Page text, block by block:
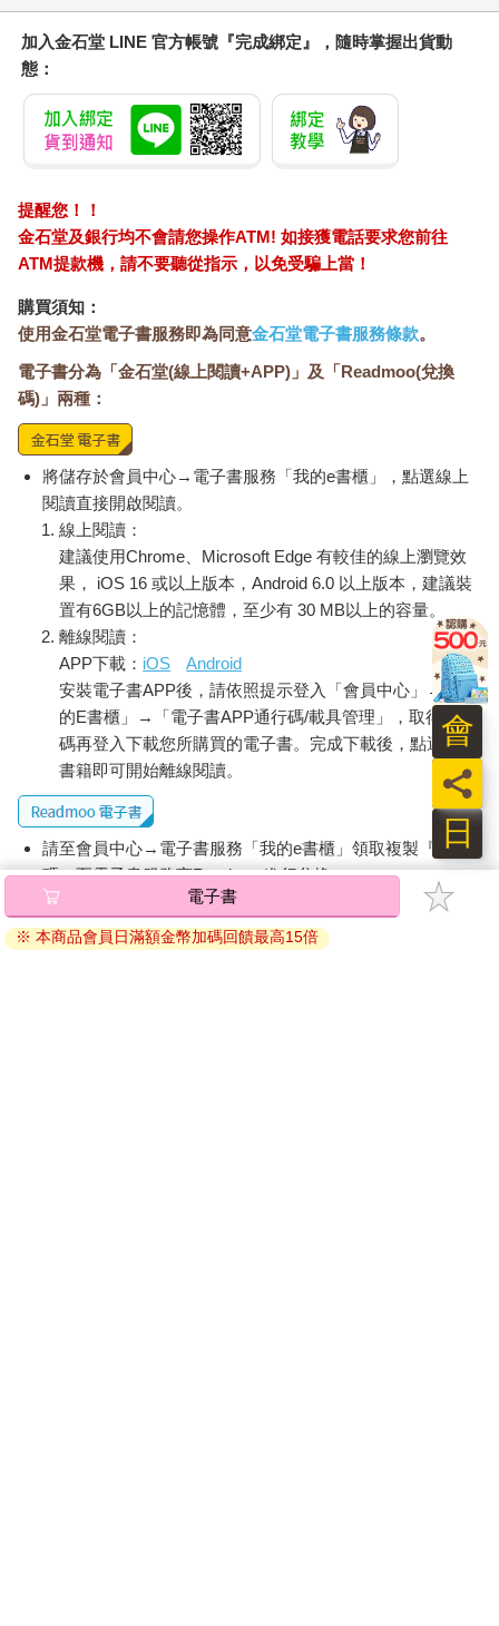
加入金石堂 LINE 官方帳號『完成綁定』，隨時掌握出貨動
態：
提醒您！！
金石堂及銀行均不會請您操作ATM! 如接獲電話要求您前往
ATM提款機，請不要聽從指示，以免受騙上當！
購買須知：
使用金石堂電子書服務即為同意金石堂電子書服務條款。
電子書分為「金石堂(線上閱讀+APP)」及「Readmoo(兌換
碼)」兩種：
將儲存於會員中心→電子書服務「我的e書櫃」，點選線上
閱讀直接開啟閱讀。
線上閱讀：
建議使用Chrome、Microsoft Edge 有較佳的線上瀏覽效
果， iOS 16 或以上版本，Android 6.0 以上版本，建議裝
置有6GB以上的記憶體，至少有 30 MB以上的容量。
離線閱讀：
APP下載： iOS
Android
安裝電子書APP後，請依照提示登入「會員中心」→「我
的E書櫃」→「電子書APP通行碼/載具管理」，取得通行
碼再登入下載您所購買的電子書。完成下載後，點選任一
書籍即可開始離線閱讀。
請至會員中心→電子書服務「我的e書櫃」領取複製『兌換
碼』至電子書服務商Readmoo進行兌換。
退換貨須知：
因版權保護，您在金石堂所購買的電子書僅能以金石堂專屬
電子書
※ 本商品會員日滿額金幣加碼回饋最高15倍
日
員
會